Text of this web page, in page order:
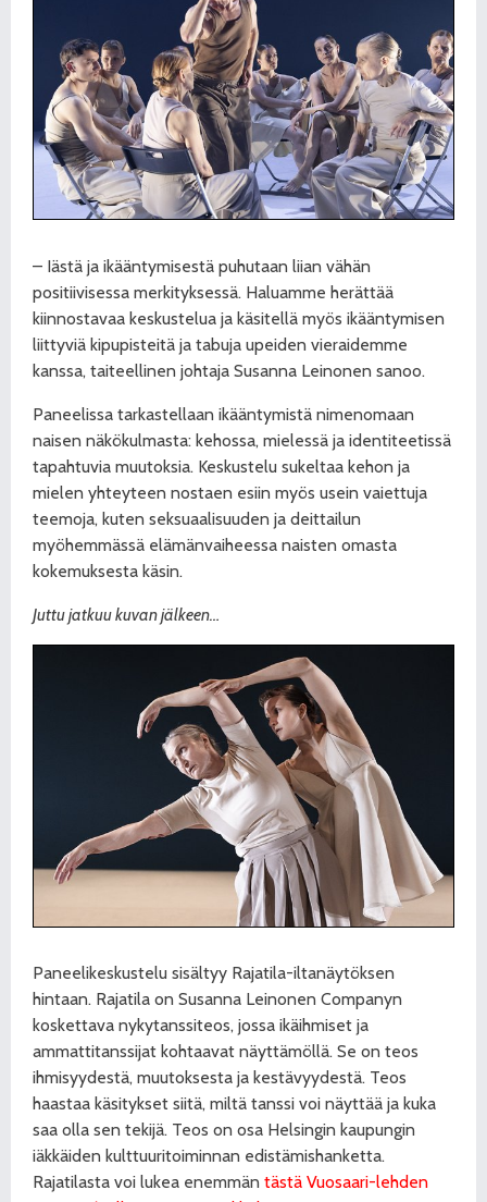
– Iästä ja ikääntymisestä puhutaan liian vähän
positiivisessa merkityksessä. Haluamme herättää
kiinnostavaa keskustelua ja käsitellä myös ikääntymisen
liittyviä kipupisteitä ja tabuja upeiden vieraidemme
kanssa, taiteellinen johtaja Susanna Leinonen sanoo.
Paneelissa tarkastellaan ikääntymistä nimenomaan
naisen näkökulmasta: kehossa, mielessä ja identiteetissä
tapahtuvia muutoksia. Keskustelu sukeltaa kehon ja
mielen yhteyteen nostaen esiin myös usein vaiettuja
teemoja, kuten seksuaalisuuden ja deittailun
myöhemmässä elämänvaiheessa naisten omasta
kokemuksesta käsin.
Juttu jatkuu kuvan jälkeen…
Paneelikeskustelu sisältyy Rajatila-iltanäytöksen
hintaan. Rajatila on Susanna Leinonen Companyn
koskettava nykytanssiteos, jossa ikäihmiset ja
ammattitanssijat kohtaavat näyttämöllä. Se on teos
ihmisyydestä, muutoksesta ja kestävyydestä. Teos
haastaa käsitykset siitä, miltä tanssi voi näyttää ja kuka
saa olla sen tekijä. Teos on osa Helsingin kaupungin
iäkkäiden kulttuuritoiminnan edistämishanketta.
Rajatilasta voi lukea enemmän tästä Vuosaari-lehden